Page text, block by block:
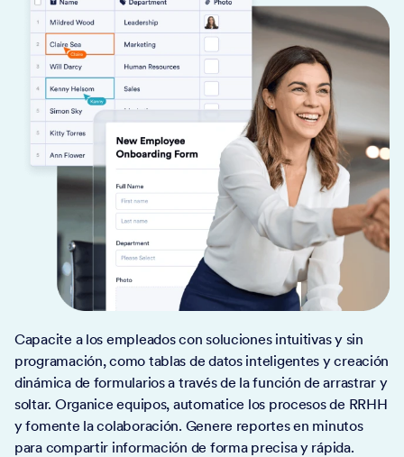
Capacite a los empleados con soluciones intuitivas y sin
programación, como tablas de datos inteligentes y creación
dinámica de formularios a través de la función de arrastrar y
soltar. Organice equipos, automatice los procesos de RRHH
y fomente la colaboración. Genere reportes en minutos
para compartir información de forma precisa y rápida.